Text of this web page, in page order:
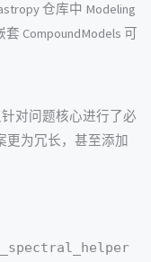
仓库中 Modeling
CompoundModels 可
对问题核心进行了必
更为冗长，甚至添加